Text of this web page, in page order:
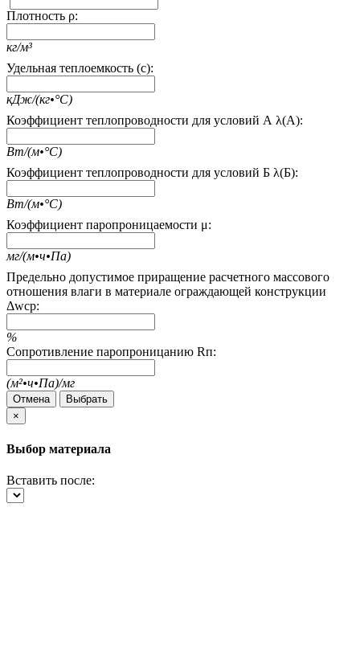
Плотность ρ:
кг/м³
Удельная теплоемкость (c):
кДж/(кг•°С)
Коэффициент теплопроводности для условий А λ(А):
Вт/(м•°С)
Коэффициент теплопроводности для условий Б λ(Б):
Вт/(м•°С)
Коэффициент паропроницаемости μ:
мг/(м•ч•Па)
Предельно допустимое приращение расчетного массового
отношения влаги в материале ограждающей конструкции
Δwcp:
%
Сопротивление паропроницанию Rп:
(м²•ч•Па)/мг
Отмена
Выбрать
×
Выбор материала
Вставить после: